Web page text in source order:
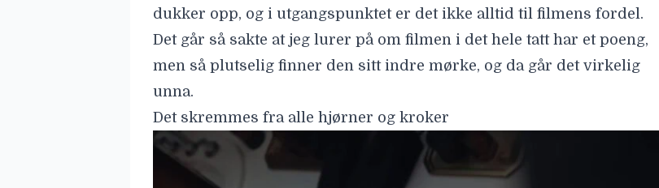
dukker opp, og i utgangspunktet er det ikke alltid til filmens fordel.
Det går så sakte at jeg lurer på om filmen i det hele tatt har et poeng,
men så plutselig finner den sitt indre mørke, og da går det virkelig
unna.
Det skremmes fra alle hjørner og kroker